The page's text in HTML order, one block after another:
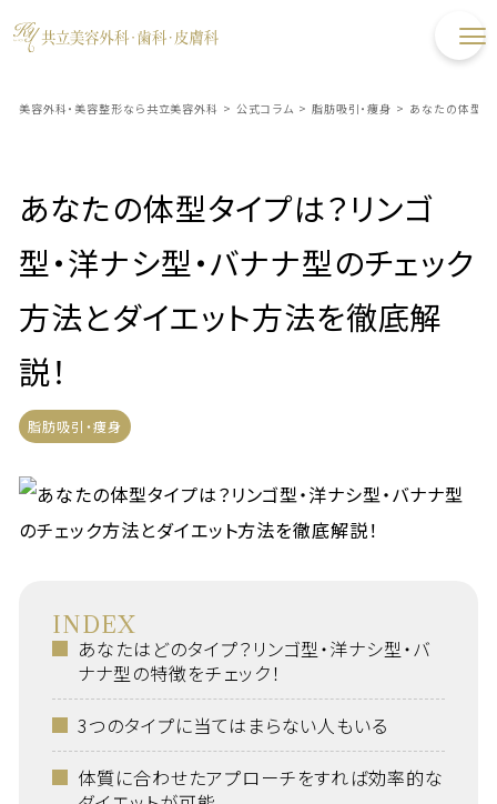
美容外科・美容整形なら共立美容外科 > 公式コラム > 脂肪吸引・痩身 > あなたの体型タ
あなたの体型タイプは？リンゴ
型・洋ナシ型・バナナ型のチェック
方法とダイエット方法を徹底解
説！
脂肪吸引・痩身
INDEX
あなたはどのタイプ？リンゴ型・洋ナシ型・バ
ナナ型の特徴をチェック！
3つのタイプに当てはまらない人もいる
体質に合わせたアプローチをすれば効率的な